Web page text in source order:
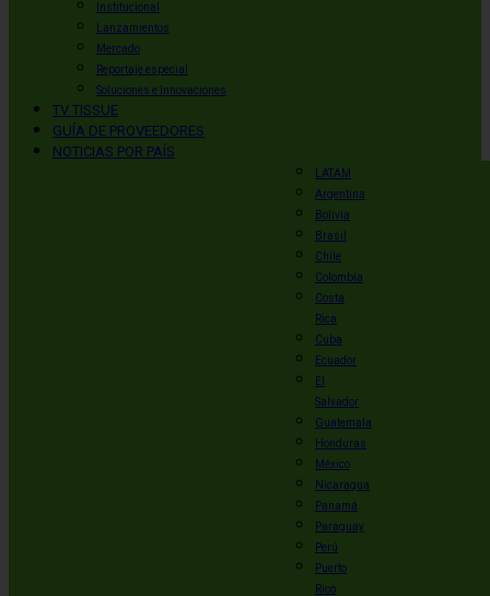
Institucional
Lanzamientos
Mercado
Reportaje especial
Soluciones e Innovaciones
TV TISSUE
GUÍA DE PROVEEDORES
NOTICIAS POR PAÍS
LATAM
Argentina
Bolivia
Brasil
Chile
Colombia
Costa
Rica
Cuba
Ecuador
El
Salvador
Guatemala
Honduras
México
Nicaragua
Panamá
Paraguay
Perú
Puerto
Rico